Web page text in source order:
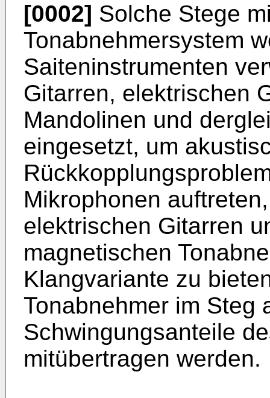
[0002] Solche Stege
Tonabnehmersystem
Saiteninstrumenten
Gitarren, elektrischen
Mandolinen und
eingesetzt, um
Mikrophonen
elektrischen Gitarren
magnetischen
Klangvariante zu
Tonabnehmer im Steg
Schwingungsanteile
mitübertragen werden.